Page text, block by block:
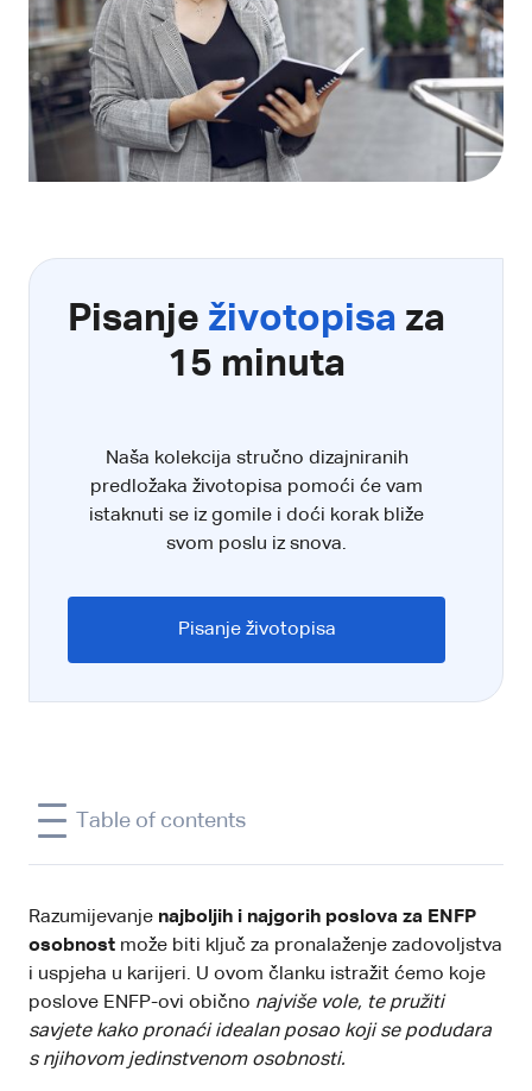
Pisanje životopisa za
15 minuta
Naša kolekcija stručno dizajniranih
predložaka životopisa pomoći će vam
istaknuti se iz gomile i doći korak bliže
svom poslu iz snova.
Pisanje životopisa
Table of contents
Razumijevanje najboljih i najgorih poslova za ENFP
osobnost može biti ključ za pronalaženje zadovoljstva
i uspjeha u karijeri. U ovom članku istražit ćemo koje
poslove ENFP-ovi obično najviše vole, te pružiti
savjete kako pronaći idealan posao koji se podudara
s njihovom jedinstvenom osobnosti.